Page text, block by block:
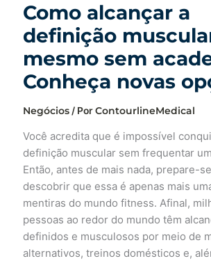
Como alcançar a
definição
mesmo sem
Conheça novas
Negócios / PorContourlineMedical
Você acredita que é impossível
definição muscular sem frequentar
Então, antes de mais nada, prepare-
descobrir que essa é apenas mais
mentiras do mundo fitness. Afinal,
pessoas ao redor do mundo têm
definidos e musculosos por meio de
alternativos, treinos domésticos e,